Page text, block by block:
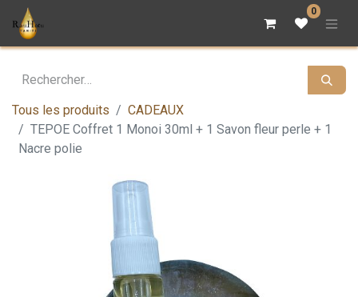
0
Tous les produits
CADEAUX
TEPOE Coffret 1 Monoi 30ml + 1 Savon fleur perle + 1
Nacre polie